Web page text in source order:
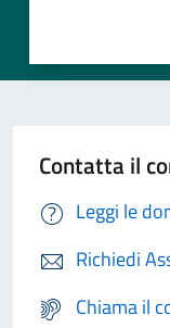
Contatta il
Leggi le
Richiedi
Chiama il